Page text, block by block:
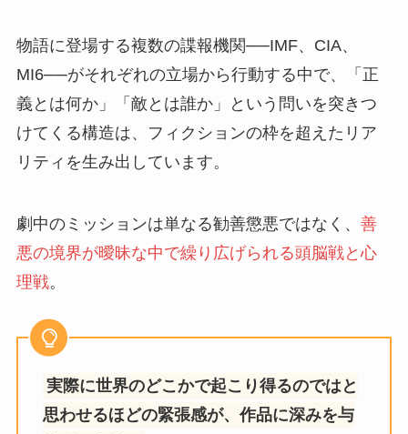
物語に登場する複数の諜報機関──IMF、CIA、
MI6──がそれぞれの立場から行動する中で、「正
義とは何か」「敵とは誰か」という問いを突きつ
けてくる構造は、フィクションの枠を超えたリア
リティを生み出しています。
劇中のミッションは単なる勧善懲悪ではなく、 善
悪の境界が曖昧な中で繰り広げられる頭脳戦と心
理戦。
実際に世界のどこかで起こり得るのではと
思わせるほどの緊張感が、作品に深みを与